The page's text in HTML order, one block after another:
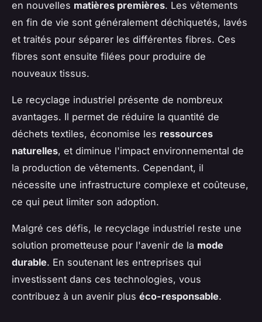
en nouvelles matières premières. Les vêtements
en fin de vie sont généralement déchiquetés, lavés
et traités pour séparer les différentes fibres. Ces
fibres sont ensuite filées pour produire de
nouveaux tissus.
Le recyclage industriel présente de nombreux
avantages. Il permet de réduire la quantité de
déchets textiles, économise les ressources
naturelles, et diminue l'impact environnemental de
la production de vêtements. Cependant, il
nécessite une infrastructure complexe et coûteuse,
ce qui peut limiter son adoption.
Malgré ces défis, le recyclage industriel reste une
solution prometteuse pour l'avenir de la mode
durable. En soutenant les entreprises qui
investissent dans ces technologies, vous
contribuez à un avenir plus éco-responsable.